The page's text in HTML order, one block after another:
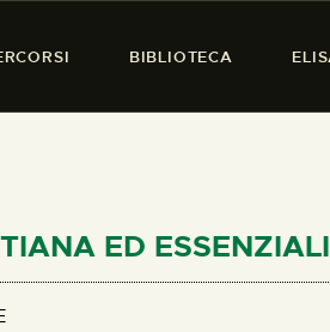
BIBLIOTECA
DONNA
ED